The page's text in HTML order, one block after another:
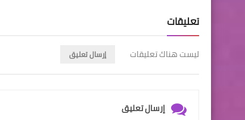
تعليقات
ليست هناك تعليقات إرسال تعليق
إرسال تعليق